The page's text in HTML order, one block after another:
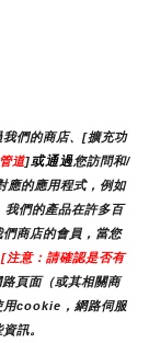
我們的商店、[擴充功
道]或通過您訪問和/
應的應用程式，例如
們的產品在許多百
商店的會員，當您
[注意：請確認是否有
頁面（或其相關商
用cookie，網路伺服
訊。